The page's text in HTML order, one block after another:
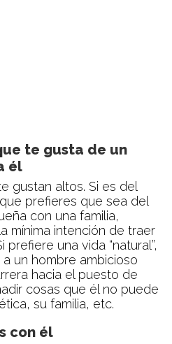
te gusta de un
él
gustan altos. Si es del
prefieres que sea del
con una familia,
mínima intención de traer
prefiere una vida “natural”,
un hombre ambicioso
hacia el puesto de
cosas que él no puede
su familia, etc.
con él